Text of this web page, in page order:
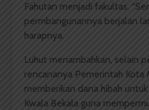
Fahutan menjadi fakultas.
permbangunannya berjalan
harapnya.
Luhut menambahkan, selain
rencananya Pemerintah Kota
memberikan dana hibah
Kwala Bekala guna